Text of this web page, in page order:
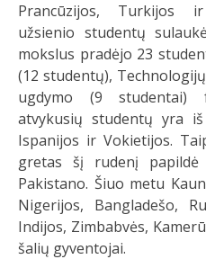
Prancūzijos, Turkijos
užsienio studentų
mokslus pradėjo 23
(12 studentų),
ugdymo (9 studentai)
atvykusių studentų yra
Ispanijos ir Vokietijos.
gretas šį rudenį
Pakistano. Šiuo metu
Nigerijos, Bangladešo,
Indijos, Zimbabvės,
šalių gyventojai.